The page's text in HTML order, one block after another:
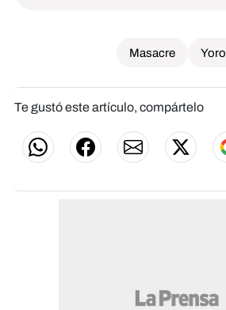
Masacre Yoro
Te gustó este artículo, compártelo